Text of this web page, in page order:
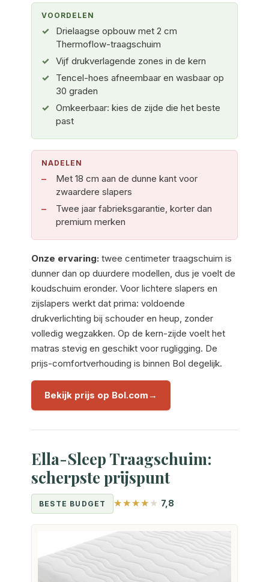
VOORDELEN
Drielaagse opbouw met 2 cm
Thermoflow-traagschuim
Vijf drukverlagende zones in de kern
Tencel-hoes afneembaar en wasbaar op
30 graden
Omkeerbaar: kies de zijde die het beste
past
NADELEN
Met 18 cm aan de dunne kant voor
zwaardere slapers
Twee jaar fabrieksgarantie, korter dan
premium merken
Onze ervaring: twee centimeter traagschuim is
dunner dan op duurdere modellen, dus je voelt de
koudschuim eronder. Voor lichtere slapers en
zijslapers werkt dat prima: voldoende
drukverlichting bij schouder en heup, zonder
volledig wegzakken. Op de kern-zijde voelt het
matras stevig en geschikt voor rugligging. De
prijs-comfortverhouding is binnen Bol degelijk.
Bekijk prijs op Bol.com
Ella-Sleep Traagschuim:
scherpste prijspunt
BESTE BUDGET 7,8